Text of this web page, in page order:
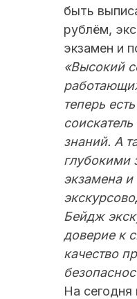
быть
рублём,
экзамен и
«Высокий
теперь
знаний. А
глубокими
экзамена и
Бейдж
доверие к
качество
На